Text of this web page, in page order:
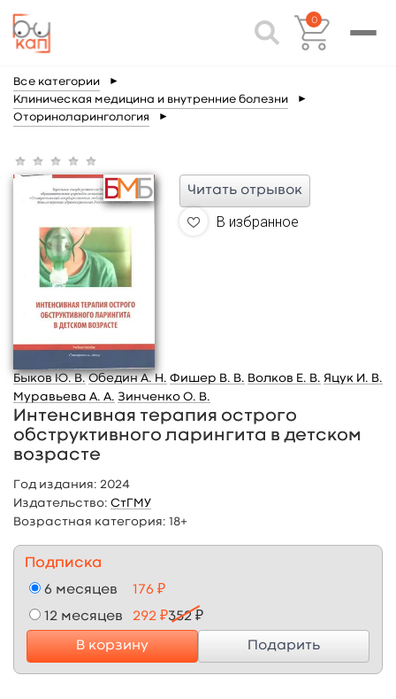
0
Все категории ►
Клиническая медицина и внутренние болезни ►
Оториноларингология ►
Читать отрывок
В избранное
Быков Ю. В. Обедин А. Н. Фишер В. В. Волков Е. В. Яцук И. В.
Муравьева А. А. Зинченко О. В.
Интенсивная терапия острого
обструктивного ларингита в детском
возрасте
Год издания: 2024
Издательство: СтГМУ
Возрастная категория: 18+
Подписка
6 месяцев 176 ₽
12 месяцев 292 ₽352 ₽
В корзину Подарить